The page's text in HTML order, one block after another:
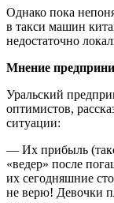
Однако пока
в такси машин
недостаточно
Мнение
Уральский
оптимистов,
ситуации:
— Их прибыль
«ведер» после
их сегодняшние
не верю! Девочки